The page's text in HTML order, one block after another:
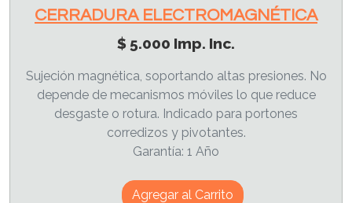
CERRADURA ELECTROMAGNÉTICA
$ 5.000 Imp. Inc.
Sujeción magnética, soportando altas presiones. No
depende de mecanismos móviles lo que reduce
desgaste o rotura. Indicado para portones
corredizos y pivotantes.
Garantía: 1 Año
Agregar al Carrito